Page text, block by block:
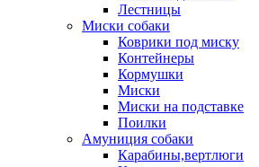
Лестницы
Миски собаки
Коврики под миску
Контейнеры
Кормушки
Миски
Миски на подставке
Поилки
Амуниция собаки
Карабины,вертлюги